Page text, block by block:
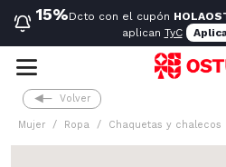
15%Dcto con el cupón
aplican TyC
Volver
Mujer Ropa Chaquetas y chalecos